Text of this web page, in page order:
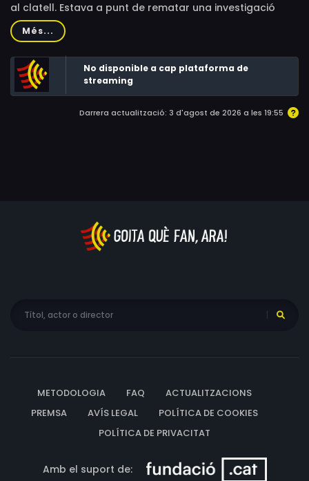
al clatell. Estava a punt de rematar una investigació
important. Els seus col·legues reprenen la pista.
Més...
No disponible a cap plataforma de
streaming
Darrera actualització: 3 d'agost de 2026 a les 19:55
METODOLOGIA FAQ
ACTUALITZACIONS
PREMSA
AVÍS LEGAL
POLÍTICA DE COOKIES
POLÍTICA DE PRIVACITAT
Amb el suport de: